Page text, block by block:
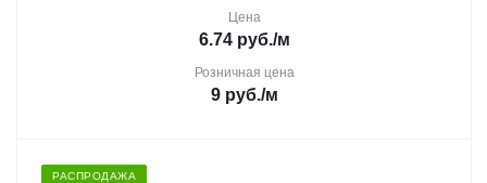
Цена
6.74 руб./м
Розничная цена
9 руб./м
РАСПРОДАЖА